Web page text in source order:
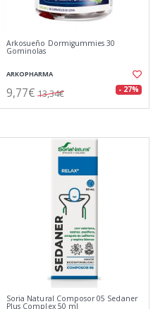
Arkosueño Dormigummies 30
Gominolas
ARKOPHARMA
9,77€ 13,34€ - 27%
Soria Natural Composor 05 Sedaner
Plus Complex 50 ml